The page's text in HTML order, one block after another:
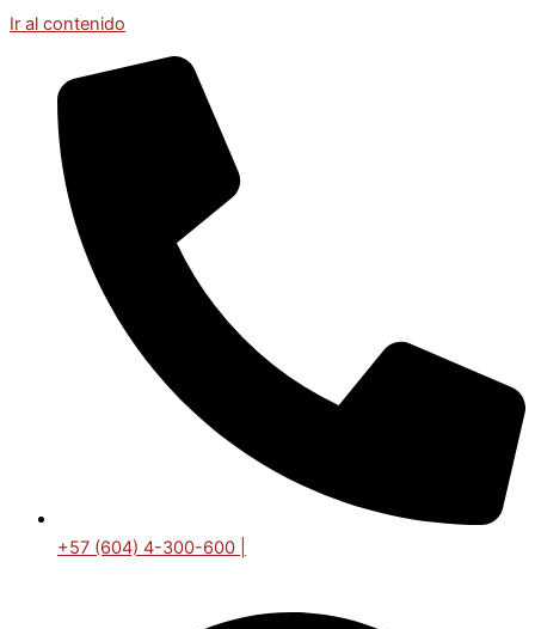
Ir al contenido
+57 (604) 4-300-600 |